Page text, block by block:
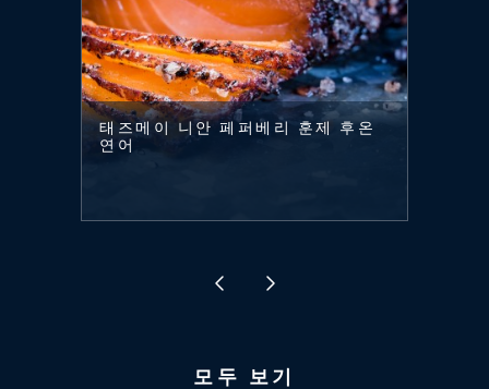
태즈메이 니안 페퍼베리 훈제 후온
연어
모두 보기